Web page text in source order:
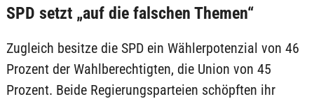
SPD setzt „auf die falschen Themen“
Zugleich besitze die SPD ein Wählerpotenzial von 46
Prozent der Wahlberechtigten, die Union von 45
Prozent. Beide Regierungsparteien schöpften ihr